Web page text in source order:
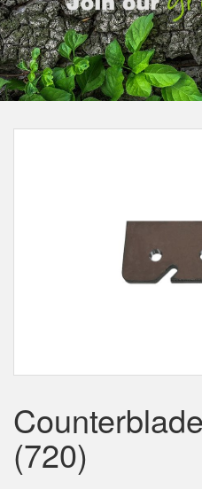
(720)